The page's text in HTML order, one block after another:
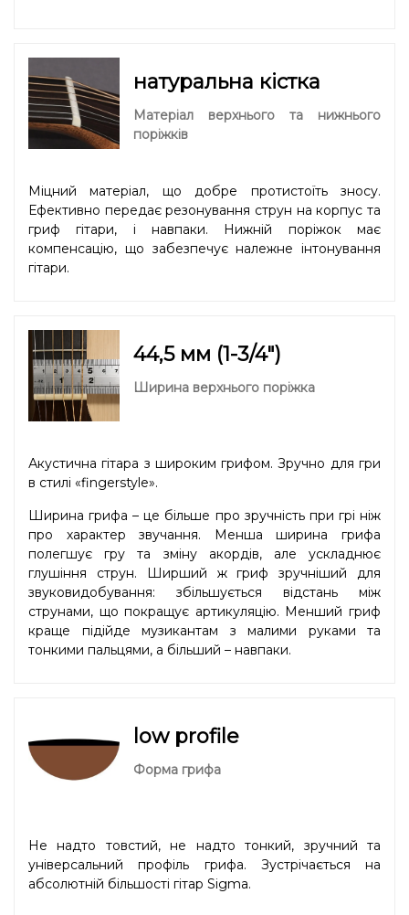
натуральна кістка
Матеріал верхнього та нижнього
поріжків
Міцний матеріал, що добре протистоїть зносу.
Ефективно передає резонування струн на корпус та
гриф гітари, і навпаки. Нижній поріжок має
компенсацію, що забезпечує належне інтонування
гітари.
44,5 мм (1-3/4″)
Ширина верхнього поріжка
Акустична гітара з широким грифом. Зручно для гри
в стилі «fingerstyle».
Ширина грифа – це більше про зручність при грі ніж
про характер звучання. Менша ширина грифа
полегшує гру та зміну акордів, але ускладнює
глушіння струн. Ширший ж гриф зручніший для
звуковидобування: збільшується відстань між
струнами, що покращує артикуляцію. Менший гриф
краще підійде музикантам з малими руками та
тонкими пальцями, а більший – навпаки.
low profile
Форма грифа
Не надто товстий, не надто тонкий, зручний та
універсальний профіль грифа. Зустрічається на
абсолютній більшості гітар Sigma.